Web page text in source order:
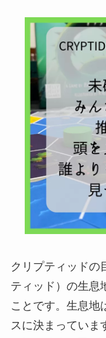
クリプティッドの
ティッド）の生息
ことです。生息地
スに決まっていま